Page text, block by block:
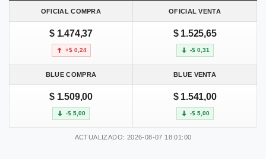
OFICIAL COMPRA OFICIAL VENTA
$ 1.474,37
+$ 0,24
$ 1.525,65
-$ 0,31
BLUE COMPRA BLUE VENTA
$ 1.509,00
-$ 5,00
$ 1.541,00
-$ 5,00
ACTUALIZADO: 2026-08-07 18:01:00